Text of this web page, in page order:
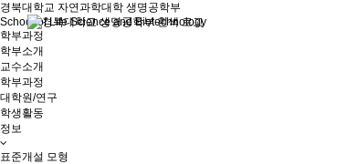
경북대학교 자연과학대학 생명공학부
School of Life Science and Biotechnology
학부과정
학부소개
교수소개
학부과정
대학원/연구
학생활동
정보
표준개설 모형